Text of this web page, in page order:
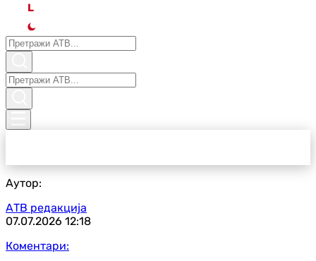
L
Аутор:
АТВ редакција
07.07.2026 12:18
Коментари: